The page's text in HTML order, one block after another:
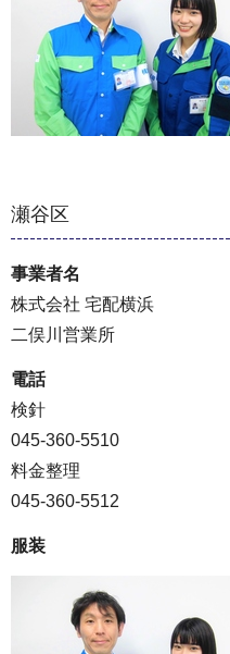
瀬谷区
事業者名
株式会社 宅配横浜
二俣川営業所
電話
検針
045-360-5510
料金整理
045-360-5512
服装